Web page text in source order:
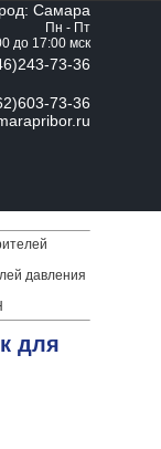
Самара
Пн - Пт
до 17:00 мск
73-36
73-36
давления
для